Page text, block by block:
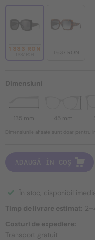
1 333 RON
1 637 RON
Dimensiuni
135 mm 45 mm
Dimensiunile afișate sunt doar pentru
ADAUGĂ ÎN COȘ
În stoc, disponibil
Timp de livrare estimat:
Costuri de expediere:
Transport gratuit